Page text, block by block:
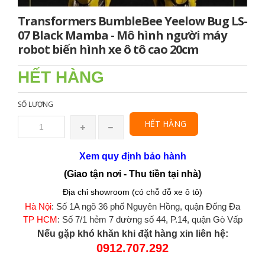
Transformers BumbleBee Yeelow Bug LS-
07 Black Mamba - Mô hình người máy
robot biến hình xe ô tô cao 20cm
HẾT HÀNG
SỐ LƯỢNG
HẾT HÀNG
Xem quy định bảo hành
(Giao tận nơi - Thu tiền tại nhà)
Địa chỉ showroom (có chỗ đỗ xe ô tô)
Hà Nội: Số 1A ngõ 36 phố Nguyên Hồng, quận Đống Đa
TP HCM : Số 7/1 hẻm 7 đường số 44, P.14, quận Gò Vấp
Nếu gặp khó khăn khi đặt hàng xin liên hệ:
0912.707.292